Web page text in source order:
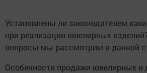
Установлены ли законодателем
при реализации ювелирных
вопросы мы рассмотрим в данной
Особенности продажи ювелирных и